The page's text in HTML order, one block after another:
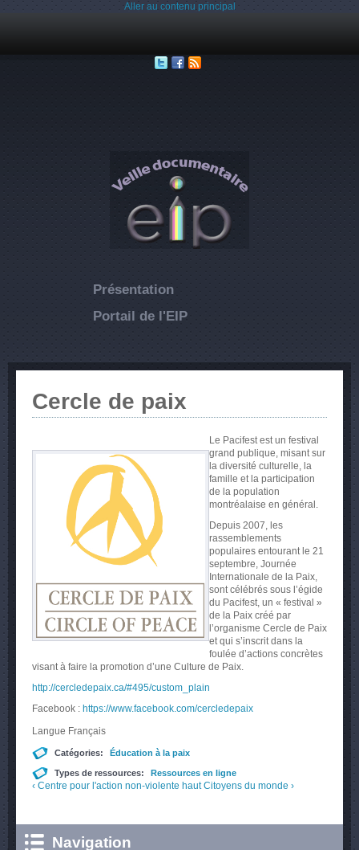
Aller au contenu principal
Présentation
Portail de l'EIP
Cercle de paix
Le Pacifest est un festival
grand publique, misant sur
la diversité culturelle, la
famille et la participation
de la population
montréalaise en général.
Depuis 2007, les
rassemblements
populaires entourant le 21
septembre, Journée
Internationale de la Paix,
sont célébrés sous l’égide
du Pacifest, un « festival »
de la Paix créé par
l’organisme Cercle de Paix
et qui s’inscrit dans la
foulée d’actions concrètes
visant à faire la promotion d’une Culture de Paix.
http://cercledepaix.ca/#495/custom_plain
Facebook : https://www.facebook.com/cercledepaix
Langue Français
Catégories: Éducation à la paix
Types de ressources: Ressources en ligne
‹ Centre pour l'action non-violente haut Citoyens du monde ›
Navigation